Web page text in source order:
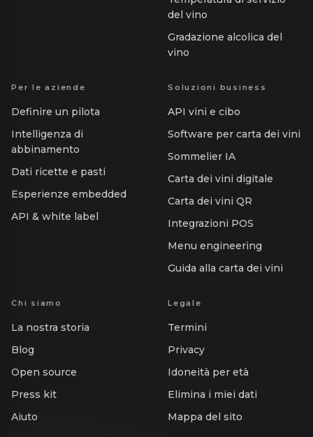
del vino
Gradazione alcolica del
vino
Per le aziende
Definire un pilota
Intelligenza di
abbinamento
Dati ricette e pasti
Esperienze embedded
API & white label
Soluzioni business
API vini e cibo
Software per carta dei vini
Sommelier IA
Carta dei vini digitale
Carta dei vini QR
Integrazioni POS
Menu engineering
Guida alla carta dei vini
Chi siamo
La nostra storia
Blog
Open source
Press kit
Aiuto
Legale
Termini
Privacy
Idoneità per età
Elimina i miei dati
Mappa del sito